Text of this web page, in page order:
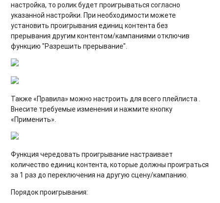
настройка, то ролик будет проигрываться согласно
указанной настройки. При необходимости можете
установить проигрывания единиц контента без
прерывания другим контентом/кампаниями отключив
функцию "Разрешить прерывание".
Также «Правила» можно настроить для всего плейлиста .
Внесите требуемые изменения и нажмите кнопку
«Применить».
Функция чередовать проигрывание настраивает
количество единиц контента, которые должны проиграться
за 1 раз до переключения на другую сцену/кампанию.
Порядок проигрывания: